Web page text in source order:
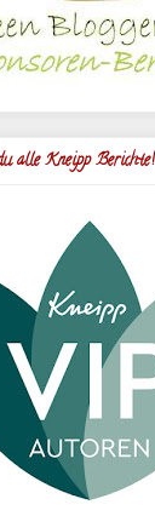
alle Kneipp Berichte!